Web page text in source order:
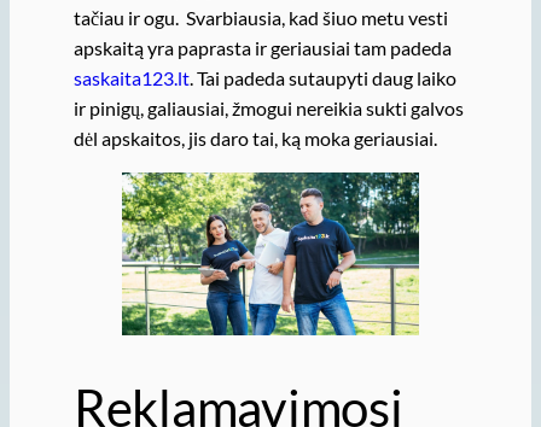
tačiau ir ogu. Svarbiausia, kad šiuo metu vesti
apskaitą yra paprasta ir geriausiai tam padeda
saskaita123.lt. Tai padeda sutaupyti daug laiko
ir pinigų, galiausiai, žmogui nereikia sukti galvos
dėl apskaitos, jis daro tai, ką moka geriausiai.
Reklamavimosi